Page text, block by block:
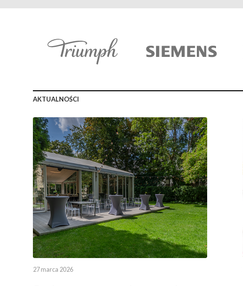
AKTUALNOŚCI
27 marca 2026